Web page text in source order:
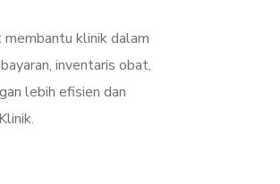
klinik dalam
inventaris obat,
lebih efisien dan